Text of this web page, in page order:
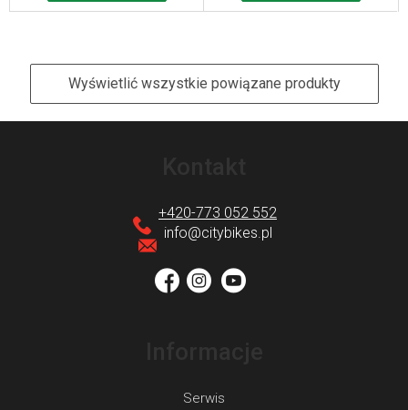
Wyświetlić wszystkie powiązane produkty
info@citybikes.pl
+420-773 052 552
Serwis